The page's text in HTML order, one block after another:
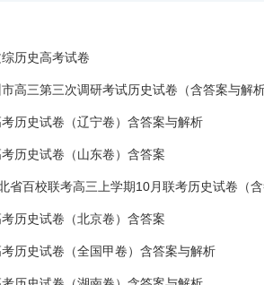
历史高考试卷
高三第三次调研考试历史试卷（含答案与解析
历史试卷（辽宁卷）含答案与解析
历史试卷（山东卷）含答案
省百校联考高三上学期10月联考历史试卷（含
历史试卷（北京卷）含答案
历史试卷（全国甲卷）含答案与解析